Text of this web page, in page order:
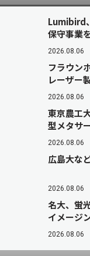
Lumibird
保守事業
2026.08.06
フラウン
レーザー
2026.08.06
東京農工
型メタサ
2026.08.06
広島大な
2026.08.06
名大、蛍
イメージ
2026.08.06